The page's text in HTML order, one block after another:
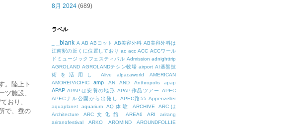
。陸上ト
ツ施設、
おり、
で、蚕の
8月 2024 (689)
ラベル
_blank A AB ABヨット AB美容外科 AB美容外科は
江南駅の近くに位置しており ac acc ACC ACCワール
ドミュージックフェスティバル Admission adnighttrip
AGROLAND AGROLANDテシン牧場 airport AI基盤技
術を活用し
Alive alpacaworld
AMERICAN
AMOREPACIFIC
amp AN AND Anthropolis apap
APAP APAPは安養の地形 APAP作品ツアー
APEC
APECナル公園から出発し
APEC路55 Appenzeller
aquaplanet
aquarium AQ体験 ARCHIVE
ARCは
Architecture
ARC文化館 AREA6 ARI
arirang
arirangfestival
ARKO AROMIND
AROUNDFOLLIE